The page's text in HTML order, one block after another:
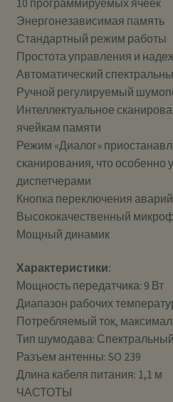
Энергонезависимая память
Стандартный режим работы
Простота управления и
Автоматический
Ручной регулируемый
Интеллектуальное
ячейкам памяти
Режим «Диалог»
сканирования, что особенно
диспетчерами
Кнопка переключения
Высококачественный
Мощный динамик
Характеристики:
Мощность передатчика: 9 Вт
Диапазон рабочих
Потребляемый ток,
Тип шумодава:
Разъем антенны: SO 239
Длина кабеля питания: 1,1 м
ЧАСТОТЫ